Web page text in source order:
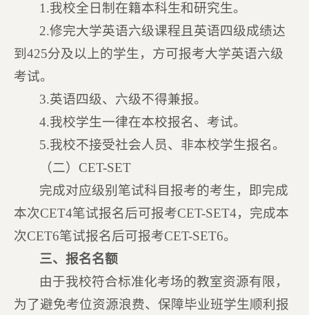
1.我校全日制在籍本科生和研究生。
2.修完大学英语六级课程且英语四级成绩达
到425分及以上的学生，方可报考大学英语六级
考试。
3.英语四级、六级不得兼报。
4.我校学生一律在本校报名、考试。
5.我校不接受社会人员、非本校学生报名。
（二）CET-SET
完成对应级别笔试科目报考的考生，即完成
本次CET4笔试报名后可报考CET-SET4，完成本
次CET6笔试报名后可报考CET-SET6。
三、报名名额
由于我校符合标准化考场的教室资源有限，
为了避免考位资源浪费、保障毕业班学生顺利报